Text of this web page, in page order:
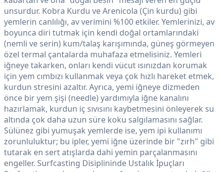
unsurdur. Kobra Kurdu ve Arenicola (Çin kurdu) gibi
yemlerin canlılığı, av verimini %100 etkiler. Yemlerinizi, av
boyunca diri tutmak için kendi doğal ortamlarındaki
(nemli ve serin) kum/talaş karışımında, güneş görmeyen
özel termal çantalarda muhafaza etmelisiniz. Yemleri
iğneye takarken, onları kendi vücut ısınızdan korumak
için yem cımbızı kullanmak veya çok hızlı hareket etmek,
kurdun stresini azaltır. Ayrıca, yemi iğneye dizmeden
önce bir yem şişi (needle) yardımıyla iğne kanalını
hazırlamak, kurdun iç sıvısını kaybetmesini önleyerek su
altında çok daha uzun süre koku salgılamasını sağlar.
Sülünez gibi yumuşak yemlerde ise, yem ipi kullanımı
zorunluluktur; bu ipler, yemi iğne üzerinde bir "zırh" gibi
tutarak en sert atışlarda dahi yemin parçalanmasını
engeller. Surfcasting Disiplininde Ustalık İpuçları